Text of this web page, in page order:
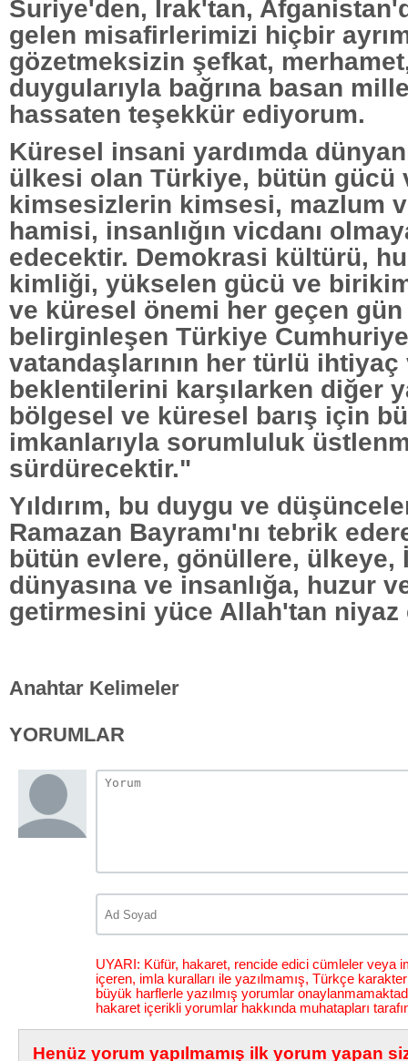
Suriye'den, Irak'tan,
gelen misafirlerimizi hiçbir
gözetmeksizin şefkat,
duygularıyla bağrına basan
hassaten teşekkür ediyorum.
Küresel insani yardımda
ülkesi olan Türkiye, bütün gücü
kimsesizlerin kimsesi, mazlum
hamisi, insanlığın vicdanı
edecektir. Demokrasi kültürü,
kimliği, yükselen gücü ve
ve küresel önemi her geçen gün
belirginleşen Türkiye
vatandaşlarının her türlü ihtiyaç
beklentilerini karşılarken diğer
bölgesel ve küresel barış için
imkanlarıyla sorumluluk
sürdürecektir."
Yıldırım, bu duygu ve
Ramazan Bayramı'nı tebrik
bütün evlere, gönüllere, ülkeye,
dünyasına ve insanlığa, huzur
getirmesini yüce Allah'tan
Anahtar Kelimeler
YORUMLAR
UYARI: Küfür, hakaret, rencide edici cümleler veya
içeren, imla kuralları ile yazılmamış, Türkçe
büyük harflerle yazılmış yorumlar
hakaret içerikli yorumlar hakkında muhatapları
Henüz yorum yapılmamış ilk yorum yapan